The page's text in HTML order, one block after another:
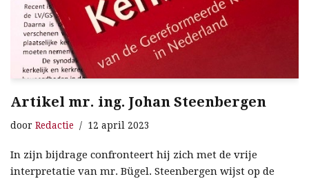
Artikel mr. ing. Johan Steenbergen
door Redactie 12 april 2023
In zijn bijdrage confronteert hij zich met de vrije
interpretatie van mr. Bügel. Steenbergen wijst op de